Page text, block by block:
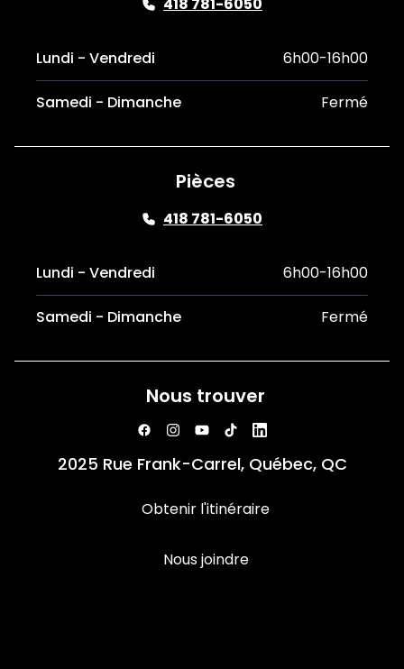
418 781-6050
Lundi - Vendredi 6h00-16h00
Samedi - Dimanche Fermé
Pièces
418 781-6050
Lundi - Vendredi 6h00-16h00
Samedi - Dimanche Fermé
Nous trouver
2025 Rue Frank-Carrel, Québec, QC
Obtenir l'itinéraire
Nous joindre